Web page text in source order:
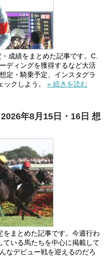
成績をまとめた記事です。C.
ディングを獲得するなど大活
定・騎乗予定、インスタグラ
ックしよう。 » 続きを読む
年8月15日・16日 想
まとめた記事です。今週行わ
いる馬たちを中心に掲載して
なデビュー戦を迎えるのだろ